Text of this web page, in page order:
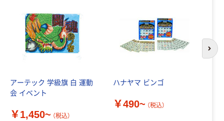
アーテック 学級旗 白 運動
会 イベント
￥1,450~ （税込）
ハナヤマ ビンゴ
￥490~ （税込）
次